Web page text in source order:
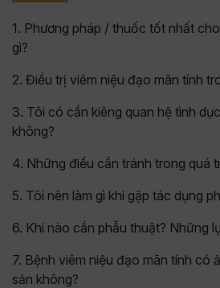
1. Phương pháp / thuốc tốt nhất
gì?
2. Điều trị viêm niệu đạo mãn tính
3. Tôi có cần kiêng quan hệ tình
không?
4. Những điều cần tránh trong quá
5. Tôi nên làm gì khi gặp tác dụng
6. Khi nào cần phẫu thuật? Những
7. Bệnh viêm niệu đạo mãn tính có
sản không?